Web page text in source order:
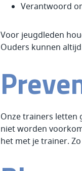
Verantwoord
Voor jeugdleden
Ouders kunnen
Onze trainers letten
niet worden
het met je trainer.